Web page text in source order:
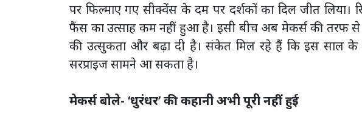
पर फिल्माए गए सीक्वेंस के दम पर दर्शकों का दिल जीत लिया।
फैंस का उत्साह कम नहीं हुआ है। इसी बीच अब मेकर्स की तरफ
की उत्सुकता और बढ़ा दी है। संकेत मिल रहे हैं कि इस साल के
सरप्राइज सामने आ सकता है।
मेकर्स बोले- ‘धुरंधर’ की कहानी अभी पूरी नहीं हुई